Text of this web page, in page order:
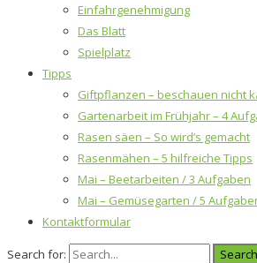
Einfahrgenehmigung
Das Blatt
Spielplatz
Tipps
Giftpflanzen – beschauen nicht
Gartenarbeit im Frühjahr – 4
Rasen säen – So wird’s gemacht
Rasenmähen – 5 hilfreiche Tipps
Mai – Beetarbeiten / 3 Aufgaben
Mai – Gemüsegarten / 5
Kontaktformular
Search for: